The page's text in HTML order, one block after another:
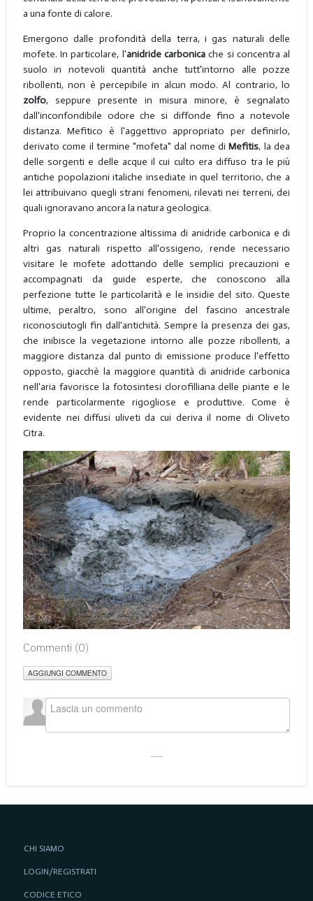
a una fonte di calore.
Emergono dalle profondità della terra, i gas naturali delle
mofete. In particolare, l'anidride carbonica che si concentra al
suolo in notevoli quantità anche tutt'intorno alle pozze
ribollenti, non è percepibile in alcun modo. Al contrario, lo
zolfo, seppure presente in misura minore, è segnalato
dall'inconfondibile odore che si diffonde fino a notevole
distanza. Mefitico è l'aggettivo appropriato per definirlo,
derivato come il termine "mofeta" dal nome diMefitis, la dea
delle sorgenti e delle acque il cui culto era diffuso tra le più
antiche popolazioni italiche insediate in quel territorio, che a
lei attribuivano quegli strani fenomeni, rilevati nei terreni, dei
quali ignoravano ancora la natura geologica.
Proprio la concentrazione altissima di anidride carbonica e di
altri gas naturali rispetto all'ossigeno, rende necessario
visitare le mofete adottando delle semplici precauzioni e
accompagnati da guide esperte, che conoscono alla
perfezione tutte le particolarità e le insidie del sito. Queste
ultime, peraltro, sono all'origine del fascino ancestrale
riconosciutogli fin dall'antichità. Sempre la presenza dei gas,
che inibisce la vegetazione intorno alle pozze ribollenti, a
maggiore distanza dal punto di emissione produce l'effetto
opposto, giacchè la maggiore quantità di anidride carbonica
nell'aria favorisce la fotosintesi clorofilliana delle piante e le
rende particolarmente rigogliose e produttive. Come è
evidente nei diffusi uliveti da cui deriva il nome di Oliveto
Citra.
Commenti (0)
AGGIUNGI COMMENTO
CHI SIAMO
LOGIN/REGISTRATI
CODICE ETICO